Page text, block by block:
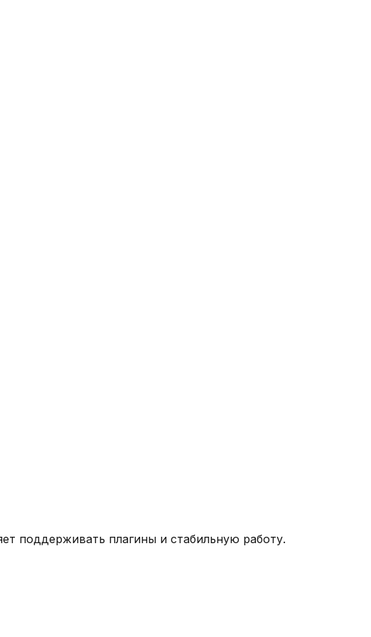
поддерживать плагины и стабильную работу.